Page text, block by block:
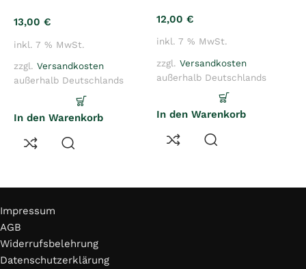
13,00 €
inkl. 7 % MwSt.
zzgl. Versandkosten
außerhalb Deutschlands
In den Warenkorb
12,00 €
inkl. 7 % MwSt.
zzgl. Versandkosten
außerhalb Deutschlands
In den Warenkorb
Impressum
AGB
Widerrufsbelehrung
Datenschutzerklärung